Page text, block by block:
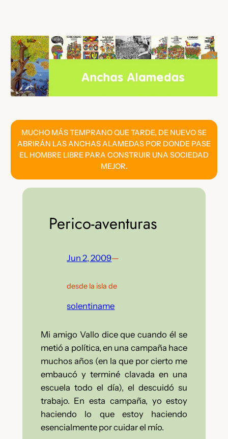
contenido
MUCHO MÁS TEMPRANO QUE TARDE, DE NUEVO SE
ABRIRÁN LAS ANCHAS ALAMEDAS POR DONDE PASE
EL HOMBRE LIBRE PARA CONSTRUIR UNA SOCIEDAD
MEJOR.
Perico-aventuras
Jun 2, 2009—
desde la isla de
solentiname
Mi amigo Vallo dice que cuando él se
metió a política, en una campaña hace
muchos años (en la que por cierto me
embaucó y terminé clavada en una
escuela todo el día), el descuidó su
trabajo. En esta campaña, yo estoy
haciendo lo que estoy haciendo
esencialmente por cuidar el mío.